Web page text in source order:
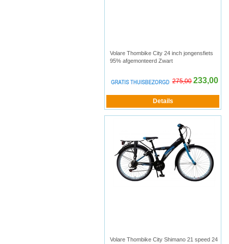
Volare Thombike City 24 inch jongensfiets
95% afgemonteerd Zwart
275,00 233,00
Volare Thombike City Shimano 21 speed 24